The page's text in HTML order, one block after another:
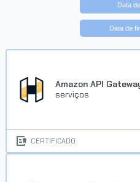
Trilha
Concluído
Data
Data de
Amazon API
serviços
CERTIFICADO